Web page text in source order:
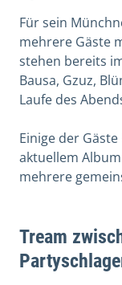
Für sein
mehrere Gäste
stehen bereits
Bausa, Gzuz,
Laufe des
Einige der
aktuellem
mehrere
Tream